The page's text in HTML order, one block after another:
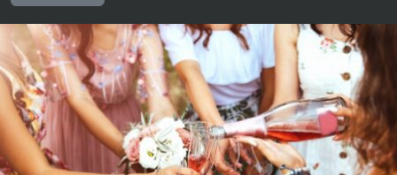
Wieczór
panieński
w
Krakowie
–
wybierz
imprezowy
wypad!